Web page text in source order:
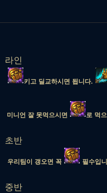
라인
키고 딜교하시면 됩니다.
미니언 잘 못먹으시면 로 먹
초반
우리팀이 갱오면 꼭 필수입
중반